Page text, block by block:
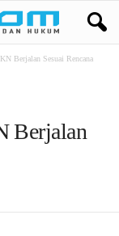
Berjalan Sesuai Rencana
Berjalan